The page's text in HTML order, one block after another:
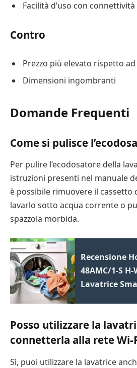
Facilità d’uso con connettività
Contro
Prezzo più elevato rispetto
Dimensioni ingombranti
Domande Frequenti
Come si pulisce
Per pulire l’ecodosatore della
istruzioni presenti nel manuale
è possibile rimuovere il cassetto
lavarlo sotto acqua corrente o
spazzola morbida.
Recensione
48AMC/1-S H-
Lavatrice
Posso utilizzare la
connetterla alla rete Wi-
Sì, puoi utilizzare la lavatrice